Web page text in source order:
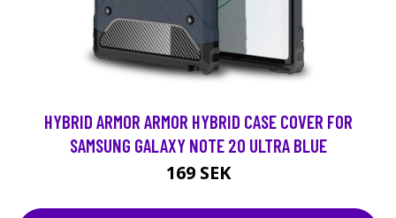
HYBRID ARMOR ARMOR HYBRID CASE COVER FOR
SAMSUNG GALAXY NOTE 20 ULTRA BLUE
169 SEK